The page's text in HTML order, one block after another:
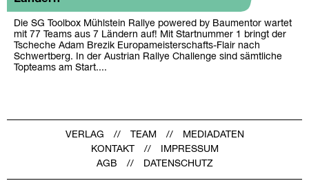
Die SG Toolbox Mühlstein Rallye powered by Baumentor wartet
mit 77 Teams aus 7 Ländern auf! Mit Startnummer 1 bringt der
Tscheche Adam Brezik Europameisterschafts-Flair nach
Schwertberg. In der Austrian Rallye Challenge sind sämtliche
Topteams am Start....
VERLAG TEAM
MEDIADATEN
KONTAKT
IMPRESSUM
AGB
DATENSCHUTZ